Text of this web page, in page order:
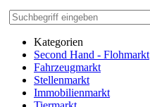
Kategorien
Second Hand - Flohmarkt
Fahrzeugmarkt
Stellenmarkt
Immobilienmarkt